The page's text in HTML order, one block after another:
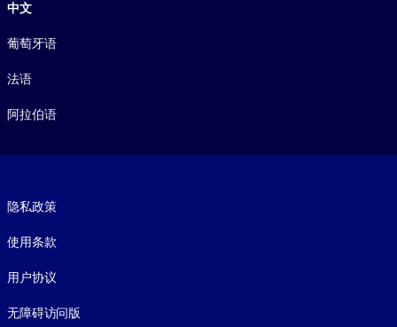
中文
葡萄牙语
法语
阿拉伯语
隐私政策
使用条款
用户协议
无障碍访问版